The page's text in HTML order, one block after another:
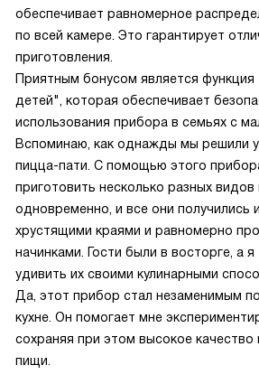
обеспечивает равномерное
по всей камере. Это гарантирует
приготовления.
Приятным бонусом является функция
детей", которая обеспечивает
использования прибора в семьях с
Вспоминаю, как однажды мы решили
пицца-пати. С помощью этого
приготовить несколько разных
одновременно, и все они получились
хрустящими краями и равномерно
начинками. Гости были в восторге, а
удивить их своими кулинарными
Да, этот прибор стал незаменимым
кухне. Он помогает мне
сохраняя при этом высокое качество
пищи.